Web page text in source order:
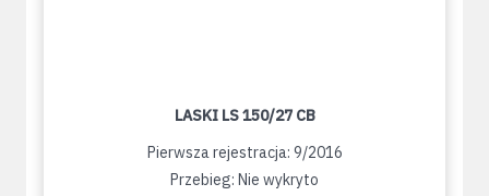
LASKI LS 150/27 CB
Pierwsza rejestracja: 9/2016
Przebieg: Nie wykryto